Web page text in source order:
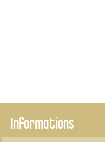
Informations